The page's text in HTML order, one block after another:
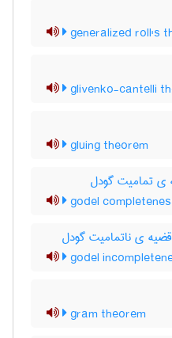
generalized roll's
glivenko-cantelli
gluing theorem
ی تمامیت گودل
godel
ی ناتمامیت گودل
godel
gram theorem